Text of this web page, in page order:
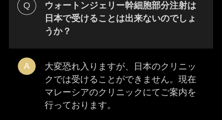
ウォートンジェリー幹細胞部分注射は
日本で受けることは出来ないのでしょ
うか？
大変恐れ入りますが、日本のクリニッ
クでは受けることができません。現在
マレーシアのクリニックにてご案内を
行っております。